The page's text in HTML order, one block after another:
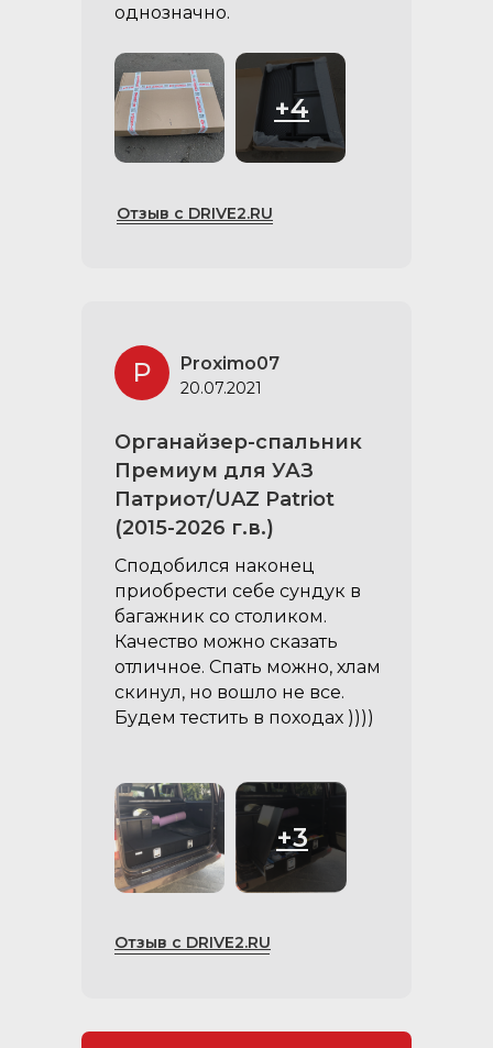
P Proximo07
Отзыв с DRIVE2.RU
20.07.2021
Органайзер-спальник
Премиум для УАЗ
Патриот/UAZ Patriot
(2015-2026 г.в.)
однозначно.
Сподобился наконец
приобрести себе сундук в
багажник со столиком.
Качество можно сказать
отличное. Спать можно, хлам
скинул, но вошло не все.
Будем тестить в походах ))))
+4
Отзыв с DRIVE2.RU
+3